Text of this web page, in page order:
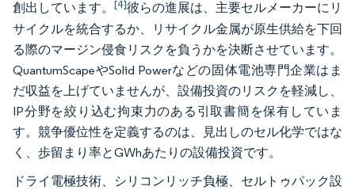
創出しています。 [4]彼らの進展は、主要セルメーカーにリ
サイクルを統合するか、リサイクル金属が原生供給を下回
る際のマージン侵食リスクを負うかを決断させています。
QuantumScapeやSolid Powerなどの固体電池専門企業はま
だ収益を上げていませんが、設備投資のリスクを軽減し、
IP分野を絞り込む拘束力のある引取書簡を保有していま
す。競争優位性を定義するのは、見出しのセル化学ではな
く、歩留まり率とGWhあたりの設備投資です。
ドライ電極技術、シリコンリッチ負極、セルトゥパック設